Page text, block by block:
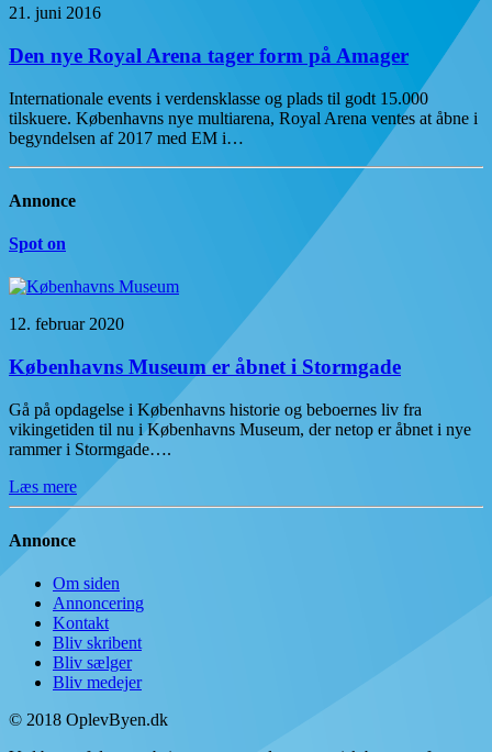
21. juni 2016
Den nye Royal Arena tager form på Amager
Internationale events i verdensklasse og plads til godt 15.000
tilskuere. Københavns nye multiarena, Royal Arena ventes at åbne i
begyndelsen af 2017 med EM i…
Annonce
Spot on
12. februar 2020
Københavns Museum er åbnet i Stormgade
Gå på opdagelse i Københavns historie og beboernes liv fra
vikingetiden til nu i Københavns Museum, der netop er åbnet i nye
rammer i Stormgade….
Læs mere
Annonce
Om siden
Annoncering
Kontakt
Bliv skribent
Bliv sælger
Bliv medejer
© 2018 OplevByen.dk